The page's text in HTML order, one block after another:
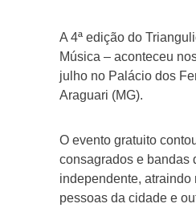
A 4ª edição do
Música – aconteceu
julho no Palácio dos
Araguari (MG).
O evento gratuito
consagrados e bandas
independente, atraindo
pessoas da cidade e